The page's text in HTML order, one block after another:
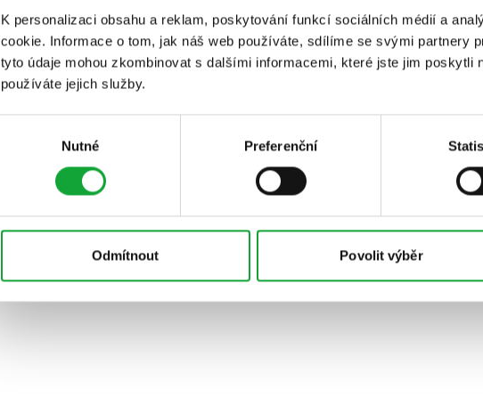
K personalizaci obsahu a reklam, poskytování funkcí sociálních médií a
cookie. Informace o tom, jak náš web používáte, sdílíme se svými partnery
tyto údaje mohou zkombinovat s dalšími informacemi, které jste jim poskytli
používáte jejich služby.
Nutné Preferenční
Odmítnout Povolit výběr